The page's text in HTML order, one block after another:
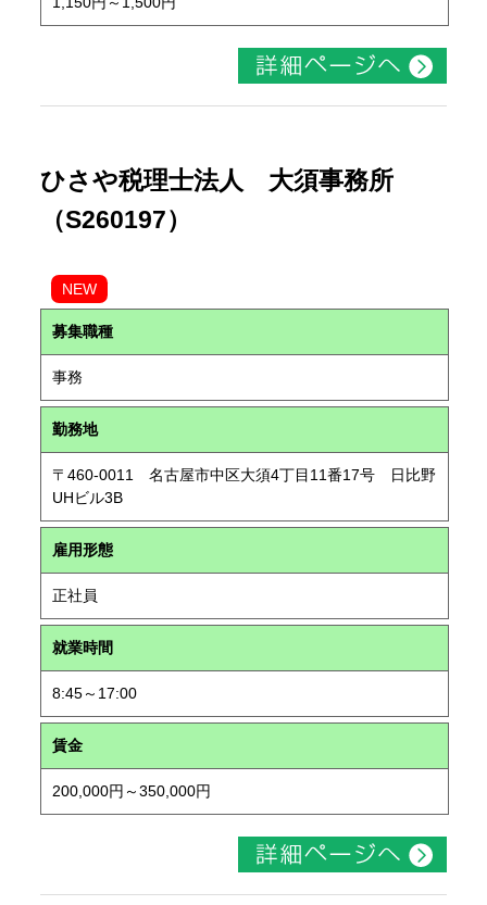
ひさや税理士法人 大須事務所
（S260197）
NEW
募集職種
事務
勤務地
〒460-0011 名古屋市中区大須4丁目11番17号 日比野
UHビル3B
雇用形態
正社員
就業時間
8:45～17:00
賃金
200,000円～350,000円